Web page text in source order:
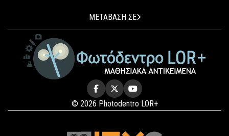
ΜΕΤΑΒΑΣΗ ΣΕ
© 2026 Photodentro LOR+